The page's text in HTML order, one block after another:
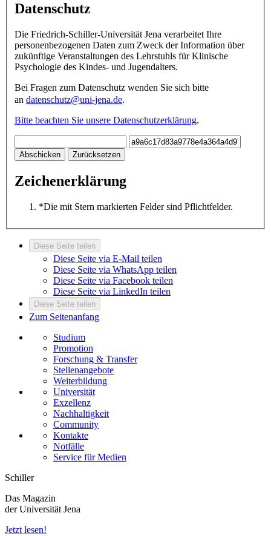
Datenschutz
Die Friedrich-Schiller-Universität Jena verarbeitet Ihre
personenbezogenen Daten zum Zweck der Information über
zukünftige Veranstaltungen des Lehrstuhls für Klinische
Psychologie des Kindes- und Jugendalters.
Bei Fragen zum Datenschutz wenden Sie sich bitte
an datenschutz@uni-jena.de.
Bitte beachten Sie unsere Datenschutzerklärung.
Abschicken Zurücksetzen
Zeichenerklärung
*Die mit Stern markierten Felder sind Pflichtfelder.
Diese Seite teilen
Diese Seite via E-Mail teilen
Diese Seite via WhatsApp teilen
Diese Seite via Facebook teilen
Diese Seite via LinkedIn teilen
Diese Seite teilen
Zum Seitenanfang
Studium
Promotion
Forschung & Transfer
Stellenangebote
Weiterbildung
Universität
Exzellenz
Nachhaltigkeit
Community
Kontakte
Notfälle
Service für Medien
Schiller
Das Magazin
der Universität Jena
Jetzt lesen!